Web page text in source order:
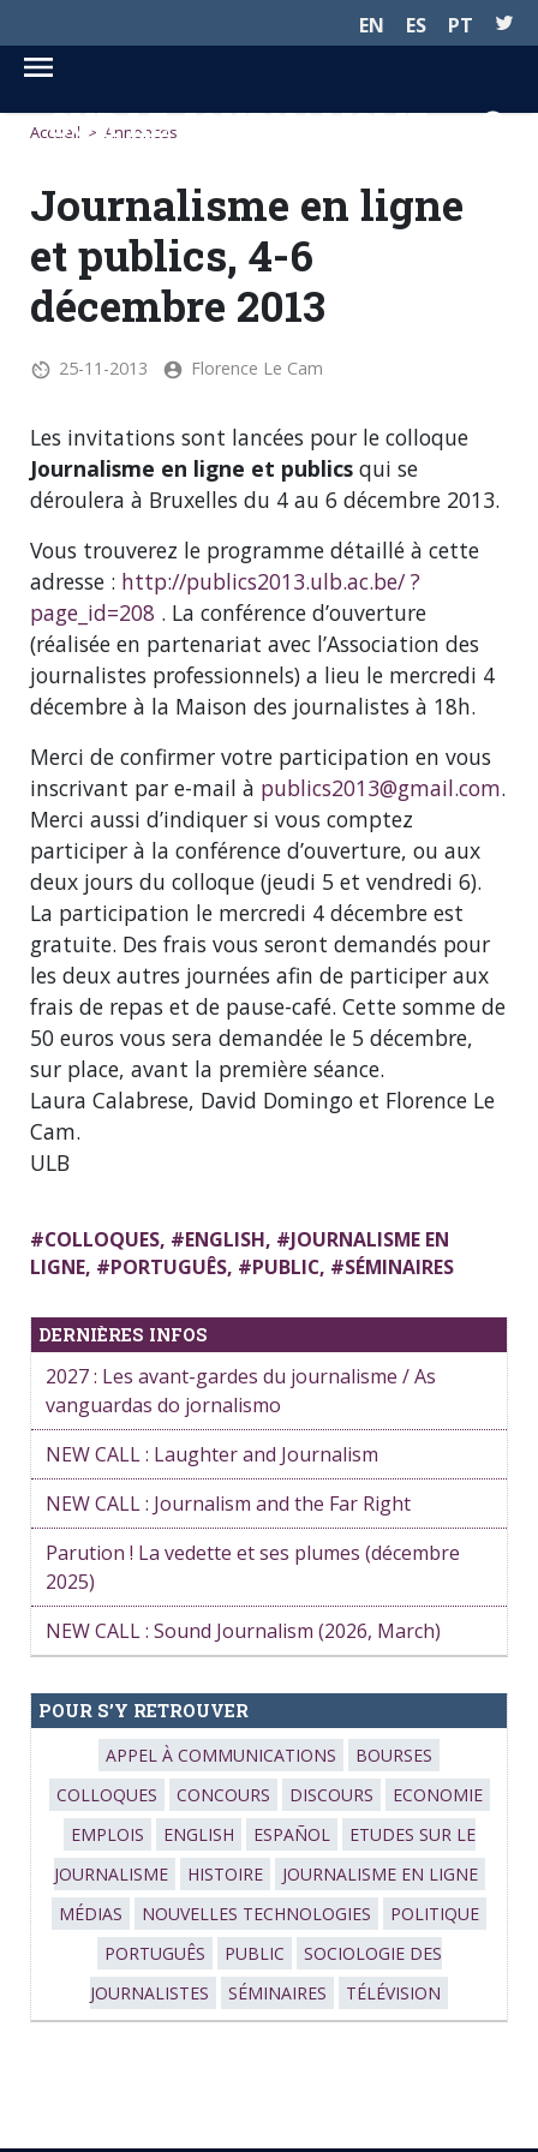
EN ES PT
SUR LE JOURNALISME...
Accueil > Annonces
Journalisme en ligne
et publics, 4-6
décembre 2013
25-11-2013 Florence Le Cam
Les invitations sont lancées pour le colloque
Journalisme en ligne et publics qui se
déroulera à Bruxelles du 4 au 6 décembre 2013.
Vous trouverez le programme détaillé à cette
adresse : http://publics2013.ulb.ac.be/ ?
page_id=208 . La conférence d’ouverture
(réalisée en partenariat avec l’Association des
journalistes professionnels) a lieu le mercredi 4
décembre à la Maison des journalistes à 18h.
Merci de confirmer votre participation en vous
inscrivant par e-mail à publics2013@gmail.com.
Merci aussi d’indiquer si vous comptez
participer à la conférence d’ouverture, ou aux
deux jours du colloque (jeudi 5 et vendredi 6).
La participation le mercredi 4 décembre est
gratuite. Des frais vous seront demandés pour
les deux autres journées afin de participer aux
frais de repas et de pause-café. Cette somme de
50 euros vous sera demandée le 5 décembre,
sur place, avant la première séance.
Laura Calabrese, David Domingo et Florence Le
Cam.
ULB
#COLLOQUES, #ENGLISH, #JOURNALISME EN
LIGNE, #PORTUGUÊS, #PUBLIC, #SÉMINAIRES
DERNIÈRES INFOS
2027 : Les avant-gardes du journalisme / As
vanguardas do jornalismo
NEW CALL : Laughter and Journalism
NEW CALL : Journalism and the Far Right
Parution ! La vedette et ses plumes (décembre
2025)
NEW CALL : Sound Journalism (2026, March)
POUR S’Y RETROUVER
APPEL À COMMUNICATIONS
BOURSES
COLLOQUES
CONCOURS DISCOURS
ECONOMIE
EMPLOIS
ENGLISH ESPAÑOL
ETUDES SUR LE
JOURNALISME
HISTOIRE
JOURNALISME EN LIGNE
MÉDIAS
NOUVELLES TECHNOLOGIES
POLITIQUE
PORTUGUÊS
PUBLIC
SOCIOLOGIE DES
JOURNALISTES
SÉMINAIRES TÉLÉVISION